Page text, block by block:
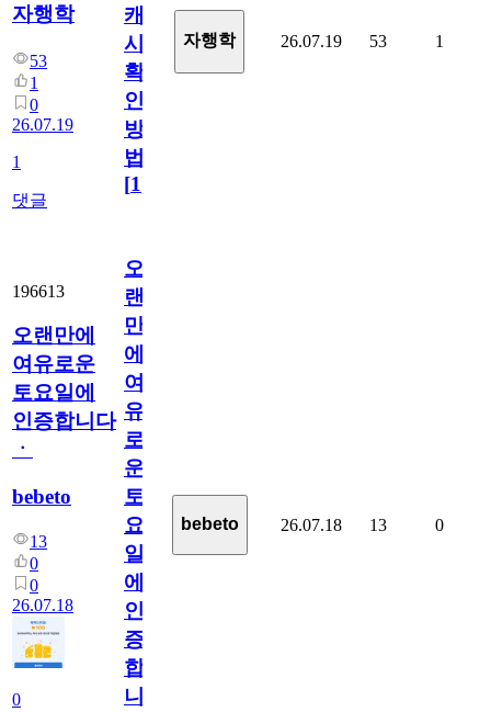
자행학
53
1
0
26.07.19
1
댓글
캐
시
확
인
방
법
[1]
자행학 26.07.19 53 1
196613
오랜만에
여유로운
토요일에
인증합니다
ㆍ
bebeto
13
0
0
26.07.18
0
오
랜
만
에
여
유
로
운
토
요
일
에
인
증
합
니
bebeto 26.07.18 13 0